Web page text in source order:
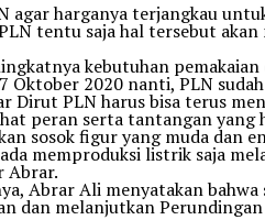
harganya terjangkau
tentu saja hal tersebut
kebutuhan
2020 nanti, PLN
Dirut PLN harus bisa terus
peran serta tantangan yang
sosok figur yang muda dan
memproduksi listrik saja
Abrar.
Abrar Ali menyatakan
dan melanjutkan